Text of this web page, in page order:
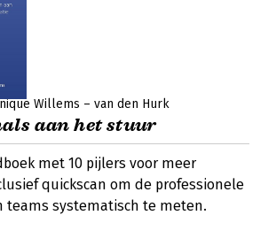
Willems – van den Hurk
aan het stuur
met 10 pijlers voor meer
quickscan om de professionele
teams systematisch te meten.